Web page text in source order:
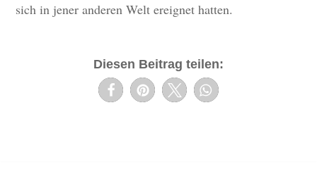
sich in jener anderen Welt ereignet hatten.
Diesen Beitrag teilen: